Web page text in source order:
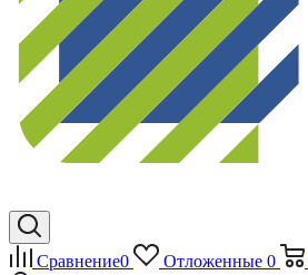
Сравнение0 Отложенные 0